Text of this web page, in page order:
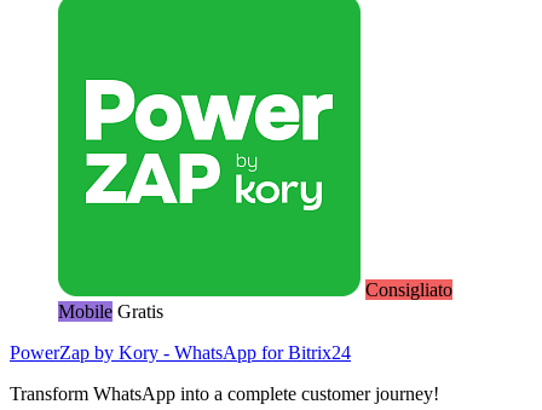
Consigliato
Mobile Gratis
PowerZap by Kory - WhatsApp for Bitrix24
Transform WhatsApp into a complete customer journey!